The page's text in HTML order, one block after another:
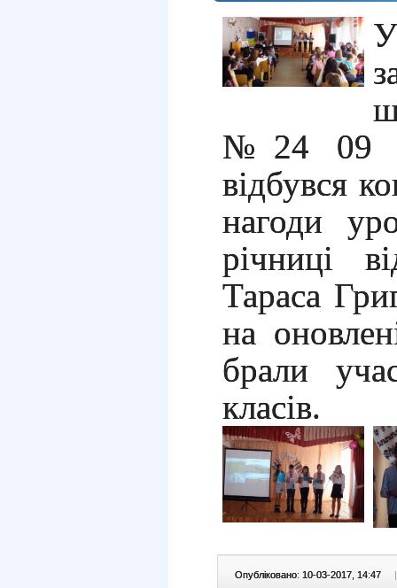
№24 09
відбувся
нагоди
річниці
Тараса
на
брали
класів.
Опубліковано: 10-03-2017, 14:47 |